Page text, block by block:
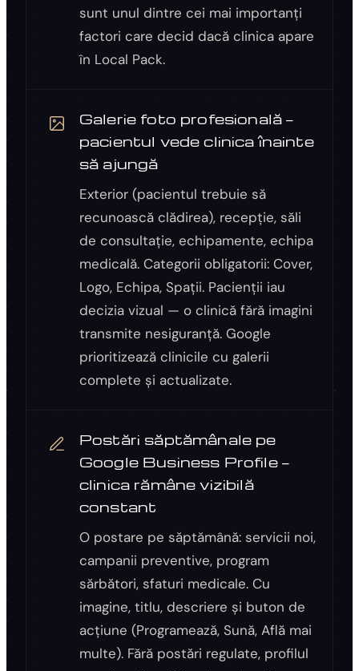
sunt unul dintre cei mai importanți
factori care decid dacă clinica apare
în Local Pack.
Galerie foto profesională —
pacientul vede clinica înainte
să ajungă
Exterior (pacientul trebuie să
recunoască clădirea), recepție, săli
de consultație, echipamente, echipa
medicală. Categorii obligatorii: Cover,
Logo, Echipa, Spații. Pacienții iau
decizia vizual — o clinică fără imagini
transmite nesiguranță. Google
prioritizează clinicile cu galerii
complete și actualizate.
Postări săptămânale pe
Google Business Profile —
clinica rămâne vizibilă
constant
O postare pe săptămână: servicii noi,
campanii preventive, program
sărbători, sfaturi medicale. Cu
imagine, titlu, descriere și buton de
acțiune (Programează, Sună, Află mai
multe). Fără postări regulate, profilul